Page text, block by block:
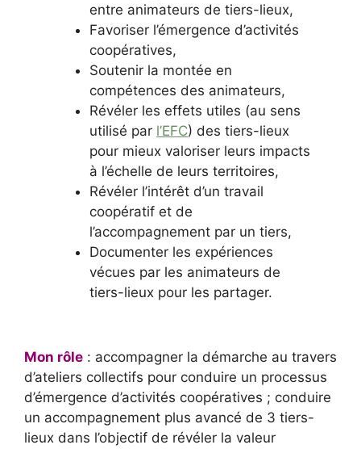
entre animateurs de tiers-lieux,
Favoriser l’émergence d’activités
coopératives,
Soutenir la montée en
compétences des animateurs,
Révéler les effets utiles (au sens
utilisé par l’EFC) des tiers-lieux
pour mieux valoriser leurs impacts
à l’échelle de leurs territoires,
Révéler l’intérêt d’un travail
coopératif et de
l’accompagnement par un tiers,
Documenter les expériences
vécues par les animateurs de
tiers-lieux pour les partager.
Mon rôle : accompagner la démarche au travers
d’ateliers collectifs pour conduire un processus
d’émergence d’activités coopératives ; conduire
un accompagnement plus avancé de 3 tiers-
lieux dans l’objectif de révéler la valeur